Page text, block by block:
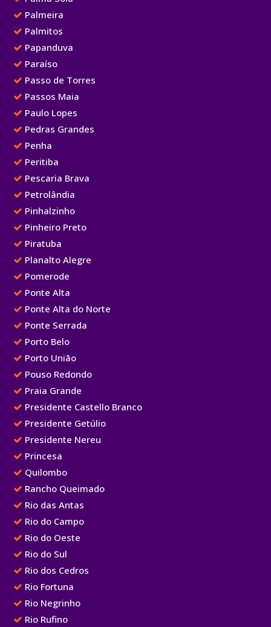
Palmeira
Palmitos
Papanduva
Paraíso
Passo de Torres
Passos Maia
Paulo Lopes
Pedras Grandes
Penha
Peritiba
Pescaria Brava
Petrolândia
Pinhalzinho
Pinheiro Preto
Piratuba
Planalto Alegre
Pomerode
Ponte Alta
Ponte Alta do Norte
Ponte Serrada
Porto Belo
Porto União
Pouso Redondo
Praia Grande
Presidente Castello Branco
Presidente Getúlio
Presidente Nereu
Princesa
Quilombo
Rancho Queimado
Rio das Antas
Rio do Campo
Rio do Oeste
Rio do Sul
Rio dos Cedros
Rio Fortuna
Rio Negrinho
Rio Rufino